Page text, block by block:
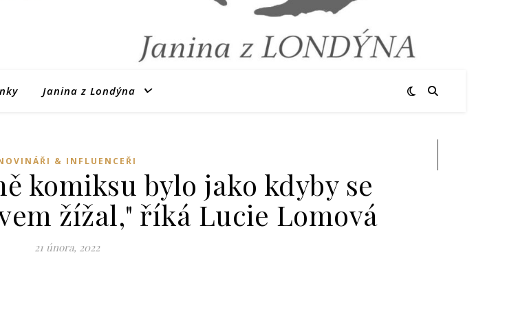
Janina z Londýna
& INFLUENCEŘI
komiksu bylo jako kdyby se
žížal," říká Lucie Lomová
21 února, 2022